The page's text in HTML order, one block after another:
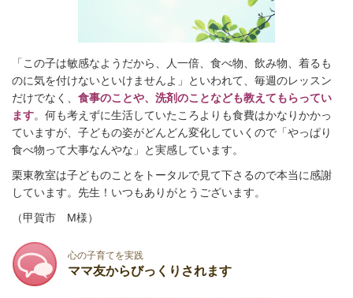
「この子は敏感なようだから、人一倍、食べ物、飲み物、着るも
のに気を付けないといけませんよ」といわれて、毎週のレッスン
だけでなく、 食事のことや、洗剤のことなども教えてもらってい
ます。何も考えずに生活していたころよりも食費はかなりかかっ
ていますが、子どもの姿がどんどん変化していくので「やっぱり
食べ物って大事なんやな」と実感しています。
栗東教室は子どものことをトータルで見て下さるので本当に感謝
しています。先生！いつもありがとうございます。
（甲賀市 M様）
心の子育てを実践
ママ友からびっくりされます